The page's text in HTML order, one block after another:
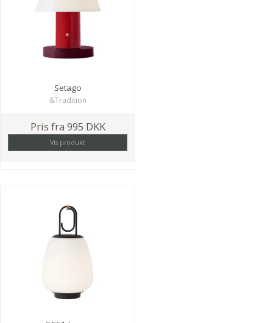
Setago
&Tradition
Pris fra 995 DKK
Vis produkt